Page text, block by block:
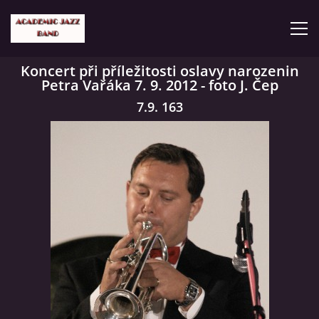
ČLENOVÉ
Koncert při příležitosti oslavy narozenin
Petra Vařáka 7. 9. 2012 - foto J. Čep
7.9. 163